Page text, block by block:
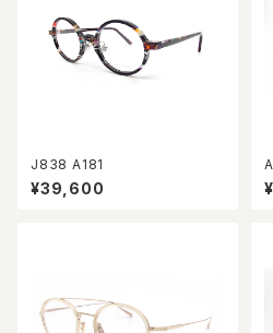
J838 A181
¥39,600